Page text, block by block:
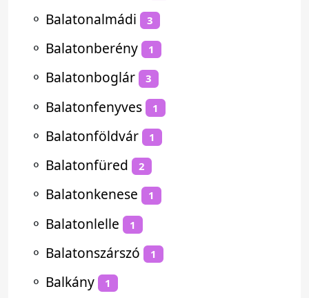
⚬ Balatonalmádi 3
⚬ Balatonberény 1
⚬ Balatonboglár 3
⚬ Balatonfenyves 1
⚬ Balatonföldvár 1
⚬ Balatonfüred 2
⚬ Balatonkenese 1
⚬ Balatonlelle 1
⚬ Balatonszárszó 1
⚬ Balkány 1